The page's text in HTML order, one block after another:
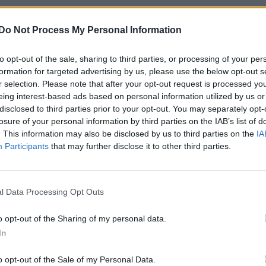
Not Process My Personal Information
opt-out of the sale, sharing to third parties, or processing of your
for targeted advertising by us, please use the below opt-out
selection. Please note that after your opt-out request is processed
interest-based ads based on personal information utilized by us
to third parties prior to your opt-out. You may separately
of your personal information by third parties on the IAB’s list of
This information may also be disclosed by us to third parties on the
Participants that may further disclose it to other third parties.
Data Processing Opt Outs
opt-out of the Sharing of my personal data.
opt-out of the Sale of my Personal Data.